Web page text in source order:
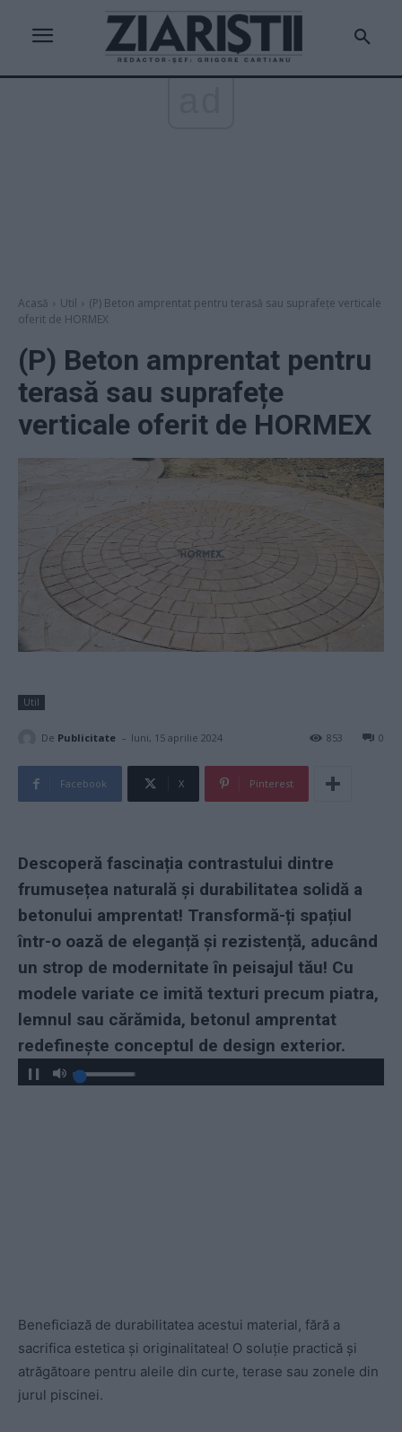
Acasă Util
(P) Beton amprentat pentru terasă sau suprafețe verticale
oferit de HORMEX
(P) Beton amprentat pentru
terasă sau suprafețe
verticale oferit de HORMEX
Util
De Publicitate - luni, 15 aprilie 2024 0
853
Facebook X Pinterest
Descoperă fascinația contrastului dintre
frumusețea naturală și durabilitatea solidă a
betonului amprentat! Transformă-ți spațiul
într-o oază de eleganță și rezistență, aducând
un strop de modernitate în peisajul tău! Cu
modele variate ce imită texturi precum piatra,
lemnul sau cărămida, betonul amprentat
redefinește conceptul de design exterior.
Beneficiază de durabilitatea acestui material, fără a
sacrifica estetica și originalitatea! O soluție practică și
atrăgătoare pentru aleile din curte, terase sau zonele din
jurul piscinei.